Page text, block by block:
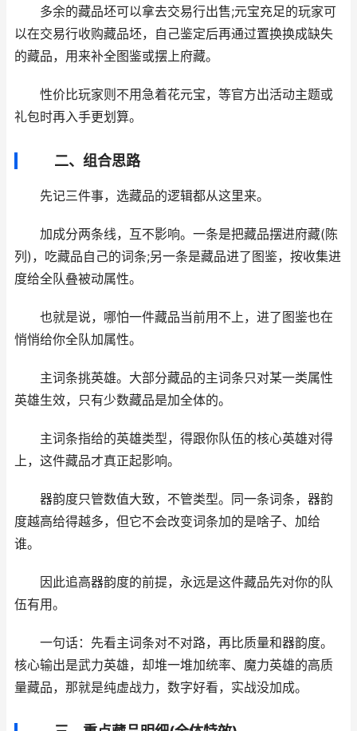
多余的藏品坯可以拿去交易行出售;元宝充足的玩家可
以在交易行收购藏品坯，自己鉴定后再通过置换换成缺失
的藏品，用来补全图鉴或摆上府藏。
性价比玩家则不用急着花元宝，等官方出活动主题或
礼包时再入手更划算。
二、组合思路
先记三件事，选藏品的逻辑都从这里来。
加成分两条线，互不影响。一条是把藏品摆进府藏(陈
列)，吃藏品自己的词条;另一条是藏品进了图鉴，按收集进
度给全队叠被动属性。
也就是说，哪怕一件藏品当前用不上，进了图鉴也在
悄悄给你全队加属性。
主词条挑英雄。大部分藏品的主词条只对某一类属性
英雄生效，只有少数藏品是加全体的。
主词条指给的英雄类型，得跟你队伍的核心英雄对得
上，这件藏品才真正起影响。
器韵度只管数值大致，不管类型。同一条词条，器韵
度越高给得越多，但它不会改变词条加的是啥子、加给
谁。
因此追高器韵度的前提，永远是这件藏品先对你的队
伍有用。
一句话：先看主词条对不对路，再比质量和器韵度。
核心输出是武力英雄，却堆一堆加统率、魔力英雄的高质
量藏品，那就是纯虚战力，数字好看，实战没加成。